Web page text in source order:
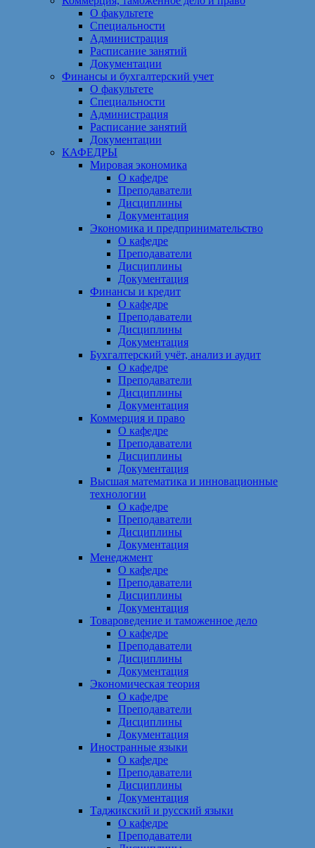
О факультете
Специальности
Администрация
Расписание занятий
Документации
Финансы и бухгалтерский учет
О факультете
Специальности
Администрация
Расписание занятий
Документации
КАФЕДРЫ
Мировая экономика
О кафедре
Преподаватели
Дисциплины
Документация
Экономика и предпринимательство
О кафедре
Преподаватели
Дисциплины
Документация
Финансы и кредит
О кафедре
Преподаватели
Дисциплины
Документация
Бухгалтерский учёт, анализ и аудит
О кафедре
Преподаватели
Дисциплины
Документация
Коммерция и право
О кафедре
Преподаватели
Дисциплины
Документация
Высшая математика и инновационные
технологии
О кафедре
Преподаватели
Дисциплины
Документация
Менеджмент
О кафедре
Преподаватели
Дисциплины
Документация
Товароведение и таможенное дело
О кафедре
Преподаватели
Дисциплины
Документация
Экономическая теория
О кафедре
Преподаватели
Дисциплины
Документация
Иностранные языки
О кафедре
Преподаватели
Дисциплины
Документация
Таджикский и русский языки
О кафедре
Преподаватели